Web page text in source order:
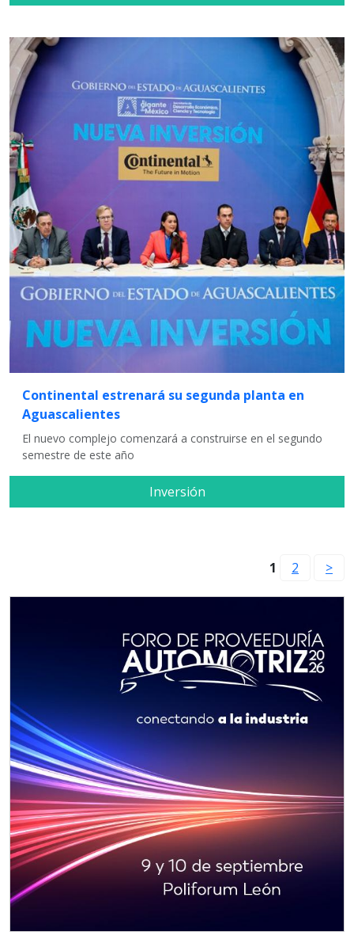
Continental estrenará su segunda planta en
Aguascalientes
El nuevo complejo comenzará a construirse en el segundo
semestre de este año
Inversión
1 2 >